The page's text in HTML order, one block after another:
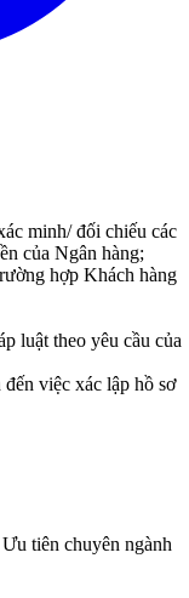
minh/ đối chiếu các
của Ngân hàng;
hợp Khách hàng
luật theo yêu cầu của
việc xác lập hồ sơ
tiên chuyên ngành